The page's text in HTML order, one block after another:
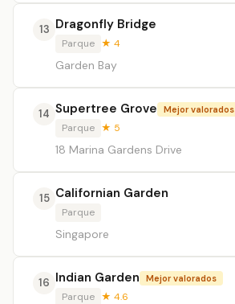
13 Dragonfly Bridge
Parque ★ 4
Garden Bay
14 Supertree Grove Mejor valorados
Parque ★ 5
18 Marina Gardens Drive
15 Californian Garden
Parque
Singapore
16 Indian Garden Mejor valorados
Parque ★ 4.6